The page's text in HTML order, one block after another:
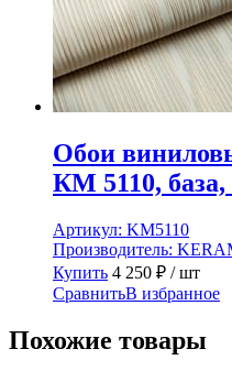
Обои
КМ 5110, база,
Артикул: KM5110
Производитель:
Купить 4 250 ₽ / шт
СравнитьВ избранное
Похожие товары